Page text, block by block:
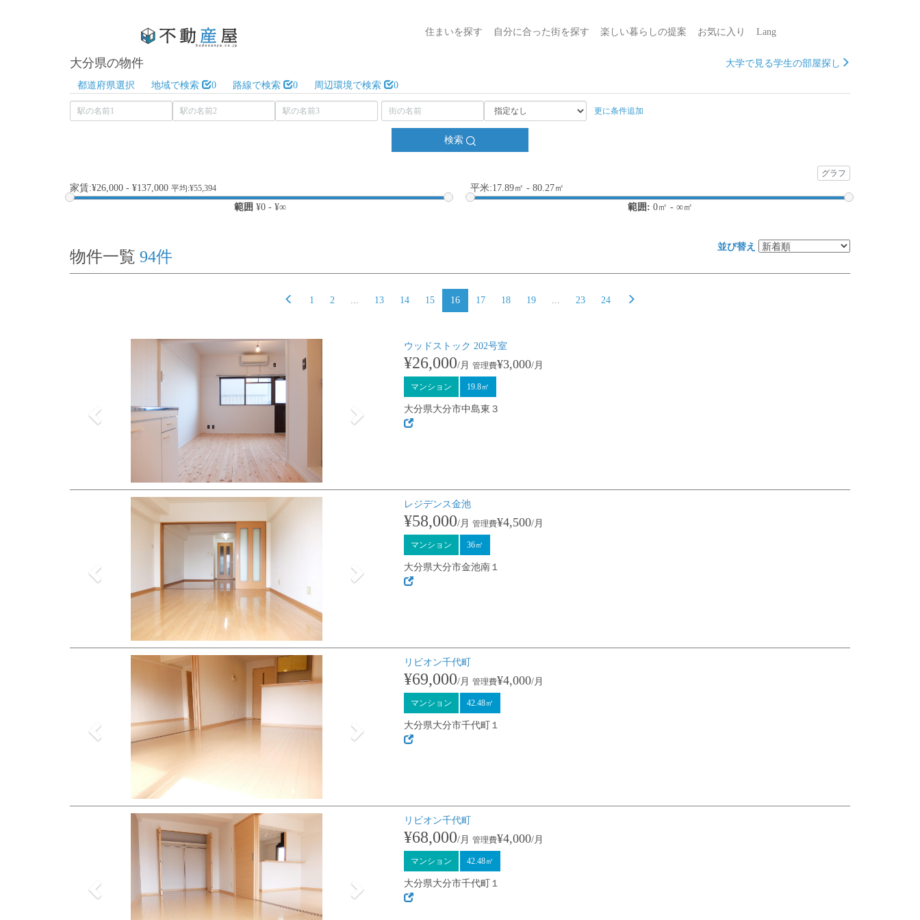
住まいを探す 自分に合った街を探す 楽しい暮らしの提案 お気に入り Lang
大分県の物件 大学で見る学生の部屋探し
都道府県選択 地域で検索 0 路線で検索 0 周辺環境で検索 0
更に条件追加
検索
グラフ
家賃:¥26,000 - ¥137,000 平均:¥55,394
範囲 ¥0- ¥∞
平米:17.89㎡ - 80.27㎡
範囲: 0㎡ - ∞㎡
物件一覧 94件
並び替え
1 2 13 14 15 16 17 18 19 23 24
ウッドストック 202号室
¥26,000/月 管理費¥3,000/月
マンション 19.8㎡
大分県大分市中島東３
Previous レジデンス金池
¥58,000/月 管理費¥4,500/月
マンション 36㎡
大分県大分市金池南１
リビオン千代町
¥69,000/月 管理費¥4,000/月
マンション 42.48㎡
大分県大分市千代町１
Previous リビオン千代町
¥68,000/月 管理費¥4,000/月
マンション 42.48㎡
大分県大分市千代町１